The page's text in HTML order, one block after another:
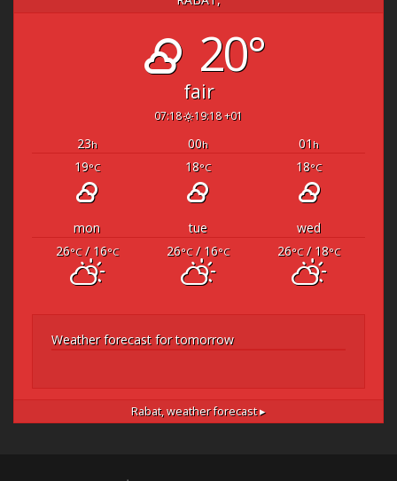
20°
fair
07:18 19:18 +01
23h 00h 01 h
19°C 18°C 18°C
mon tue
wed
26°C/ 16°C 26°C/ 16°C 26°C/ 18°C
Weather forecast for tomorrow
Rabat,weather forecast ▸